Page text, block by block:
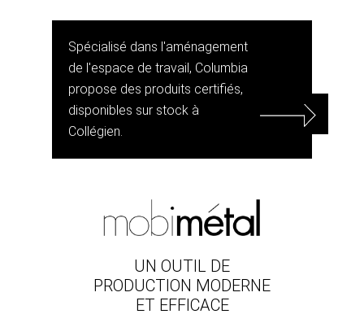
Spécialisé dans l'aménagement
de l'espace de travail, Columbia
propose des produits certifiés,
disponibles sur stock à
Collégien.
UN OUTIL DE
PRODUCTION MODERNE
ET EFFICACE